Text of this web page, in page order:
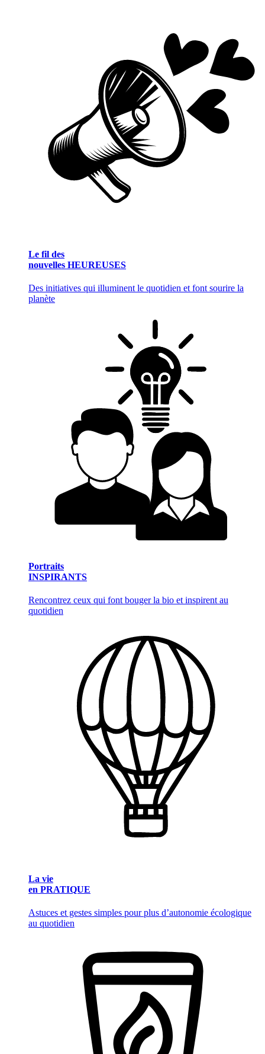
Le fil des
nouvelles HEUREUSES
Des initiatives qui illuminent le quotidien et font sourire la
planète
Portraits
INSPIRANTS
Rencontrez ceux qui font bouger la bio et inspirent au
quotidien
La vie
en PRATIQUE
Astuces et gestes simples pour plus d’autonomie écologique
au quotidien